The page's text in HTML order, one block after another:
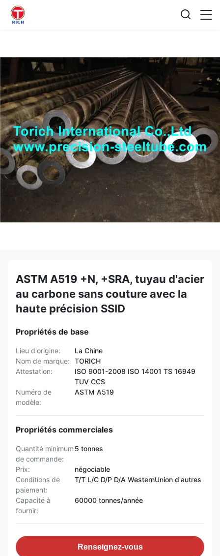
ASTM A519 +N, +SRA, tuyau d'acier
au carbone sans couture avec la
haute précision SSID
Propriétés de base
Lieu d'origine:
La Chine
Nom de marque:
TORICH
Attestation:
ISO 9001-2008 ISO 14001 TS 16949
TUV CCS
Numéro de
modèle:
ASTM A519
Propriétés commerciales
Quantité minimum
de commande:
5 tonnes
Prix:
négociable
Conditions de
paiement:
T/T L/C D/P D/A WesternUnion d'autres
Capacité à
fournir:
60000 tonnes/année
Renseignez-vous